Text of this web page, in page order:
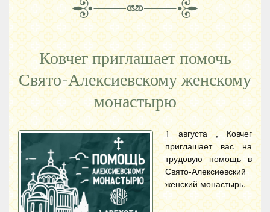
Ковчег приглашает помочь
Свято-Алексиевскому женскому
монастырю
1 августа , Ковчег
приглашает вас на
трудовую помощь в
Свято-Алексиевский
женский монастырь.